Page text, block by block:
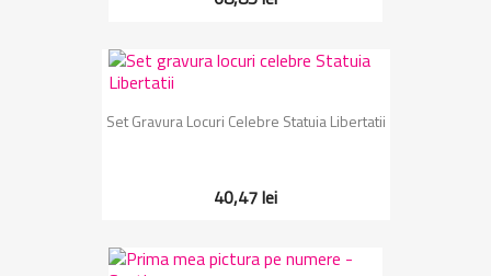
Set Gravura Locuri Celebre Statuia Libertatii
40,47 lei